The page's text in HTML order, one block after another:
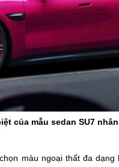
của mẫu sedan SU7
màu ngoại thất đa dạng